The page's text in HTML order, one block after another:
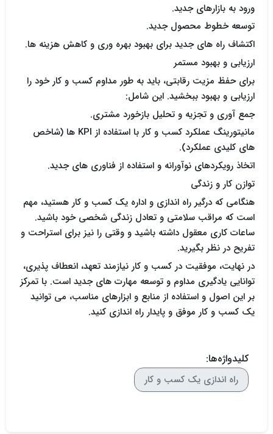
ورود به بازارهای جدید.
توسعه خطوط محصول جدید.
اکتشاف راه های جدید برای بهبود بهره وری و کاهش هزینه ها.
ارزیابی و بهبود مستمر
برای حفظ مزیت رقابتی، باید به طور مداوم کسب و کار خود را
ارزیابی و بهبود ببخشید. این شامل:
جمع آوری و تجزیه و تحلیل بازخورد مشتری.
مانیتورینگ عملکرد کسب و کار با استفاده از KPI ها (شاخص
های کلیدی عملکرد).
اتخاذ رویکردهای نوآورانه و استفاده از فناوری های جدید.
توازن کار و زندگی
هنگامی که درگیر راه اندازی و اداره یک کسب و کار هستید، مهم
است که مراقب سلامتی و تعادل زندگی شخصی خود باشید.
ساعات کاری معقول داشته باشید و وقتی را نیز برای استراحت و
تفریح در نظر بگیرید.
در نهایت، موفقیت در کسب و کار نیازمند تعهد، انعطاف پذیری،
توانایی یادگیری مداوم و توسعه مهارت های جدید است. با تمرکز
بر این اصول و استفاده از منابع و ابزارهای مناسب، می توانید
یک کسب و کار موفق و پایدار راه اندازی کنید.
کلیدواژه‌ها:
راه اندازی یک کسب و کار